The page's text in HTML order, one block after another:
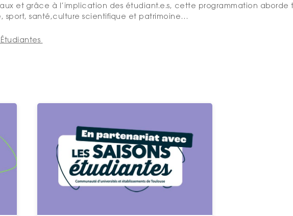
et grâce à l’implication des étudiant.e.s, cette programmation aborde
sport, santé,culture scientifique et patrimoine…